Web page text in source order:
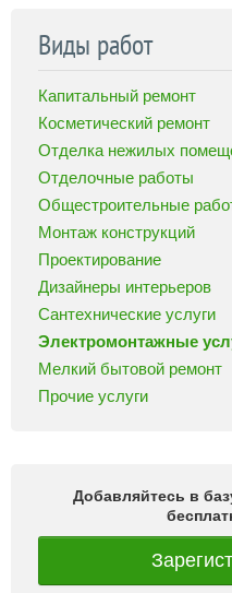
Виды работ
Капитальный ремонт
Косметический ремонт
Отделка нежилых
Отделочные работы
Общестроительные
Монтаж конструкций
Проектирование
Дизайнеры интерьеров
Сантехнические услуги
Электромонтажные
Мелкий бытовой ремонт
Прочие услуги
Добавляйтесь в